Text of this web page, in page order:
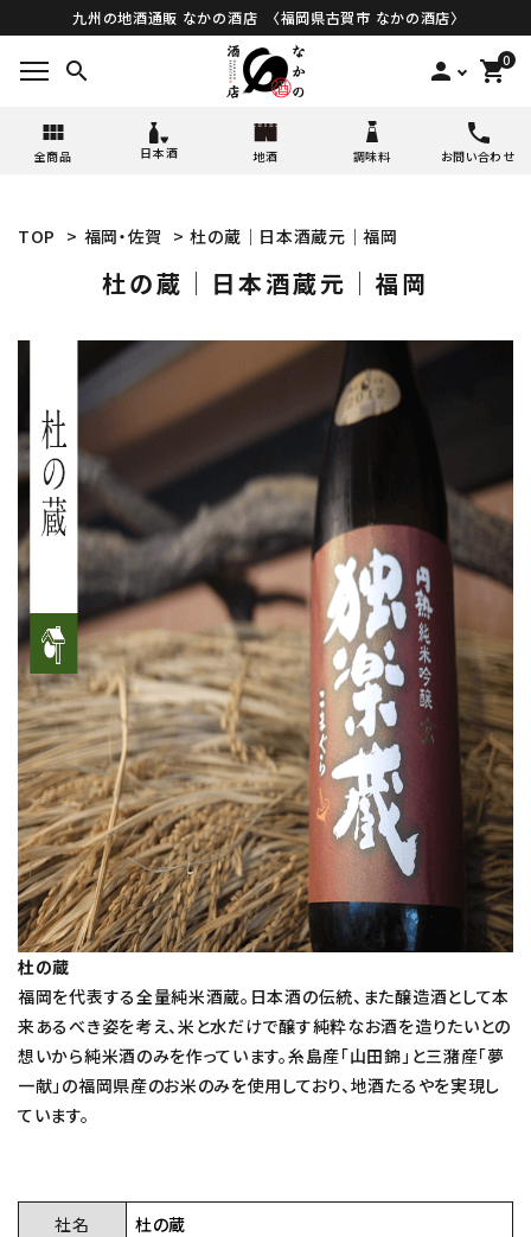
九州の地酒通販 なかの酒店 〈福岡県古賀市 なかの酒店〉
search person 0
shopping_cart
全商品 日本酒 地酒 調味料 お問い合わせ
TOP > 福岡・佐賀 > 杜の蔵│日本酒蔵元│福岡
杜の蔵│日本酒蔵元│福岡
杜の蔵
福岡を代表する全量純米酒蔵。日本酒の伝統、また醸造酒として本
来あるべき姿を考え、米と水だけで醸す純粋なお酒を造りたいとの
想いから純米酒のみを作っています。糸島産「山田錦」と三潴産「夢
一献」の福岡県産のお米のみを使用しており、地酒たるやを実現し
ています。
社名
杜の蔵